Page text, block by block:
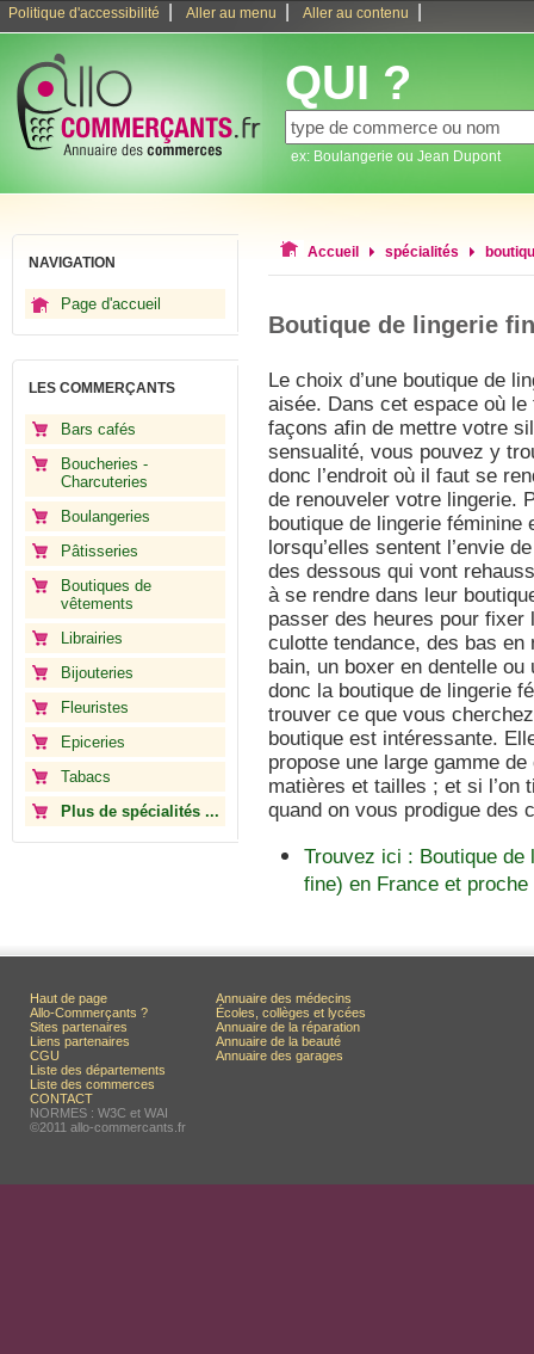
Politique d'accessibilité Aller au menu Aller au contenu
QUI ?
ex: Boulangerie ou Jean Dupont
NAVIGATION
Page d'accueil
LES COMMERÇANTS
Bars cafés
Boucheries -
Charcuteries
Boulangeries
Pâtisseries
Boutiques de
vêtements
Librairies
Bijouteries
Fleuristes
Epiceries
Tabacs
Plus de spécialités ...
Accueil spécialités
Boutique de lingerie
Le choix d’une boutique de
aisée. Dans cet espace où
façons afin de mettre votre
sensualité, vous pouvez y
donc l’endroit où il faut se
de renouveler votre lingerie.
boutique de lingerie féminine
lorsqu’elles sentent l’envie
des dessous qui vont
à se rendre dans leur
passer des heures pour
culotte tendance, des bas en
bain, un boxer en dentelle
donc la boutique de lingerie
trouver ce que vous
boutique est intéressante.
propose une large gamme
matières et tailles ; et si l’on
quand on vous prodigue des
Trouvez ici : Boutique de
fine) en France et
Haut de page
Allo-Commerçants ?
Sites partenaires
Liens partenaires
CGU
Liste des départements
Liste des commerces
CONTACT
NORMES : W3C et WAI
©2011 allo-commercants.fr
Annuaire des médecins
Écoles, collèges et lycées
Annuaire de la réparation
Annuaire de la beauté
Annuaire des garages